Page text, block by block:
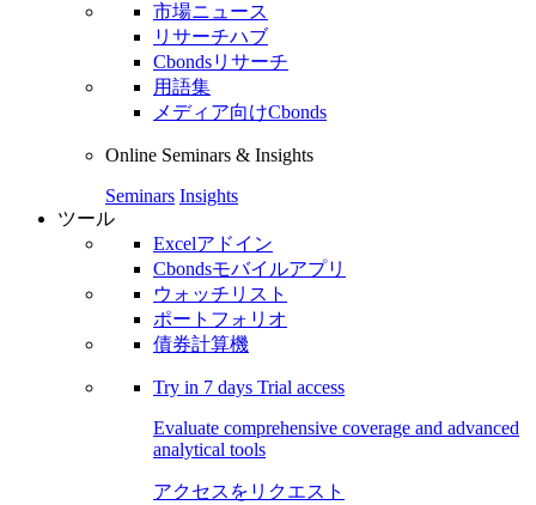
市場ニュース
リサーチハブ
Cbondsリサーチ
用語集
メディア向けCbonds
Online Seminars & Insights
Seminars Insights
ツール
Excelアドイン
Cbondsモバイルアプリ
ウォッチリスト
ポートフォリオ
債券計算機
Try in 7 days Trial access
Evaluate comprehensive coverage and advanced
analytical tools
アクセスをリクエスト